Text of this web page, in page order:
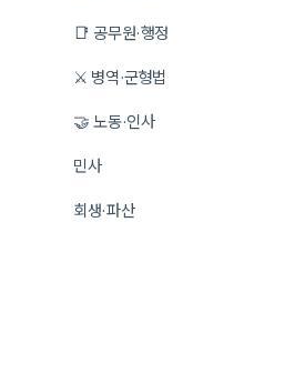
📑 공무원·행정
⚔️ 병역·군형법
🤝 노동·인사
민사
회생·파산